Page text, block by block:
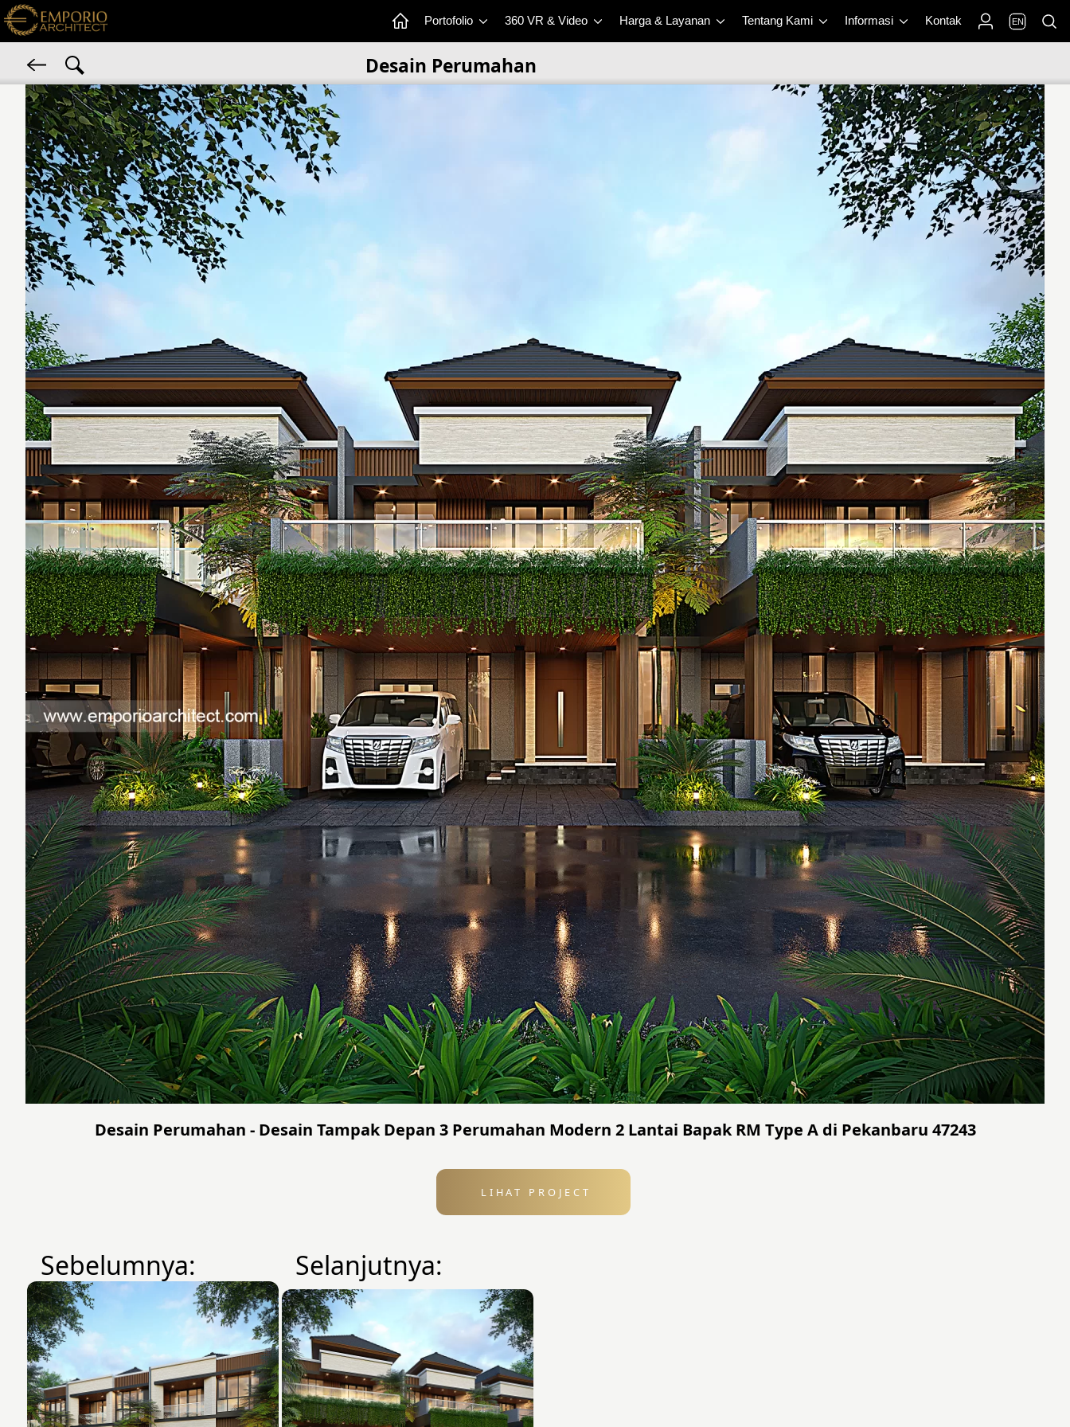
Portofolio 360 VR & Video Harga & Layanan Tentang Kami Informasi Kontak EN
Desain Perumahan
Desain Perumahan - Desain Tampak Depan 3 Perumahan Modern 2 Lantai Bapak RM Type A di Pekanbaru 47243
LIHAT PROJECT
Sebelumnya: Selanjutnya: